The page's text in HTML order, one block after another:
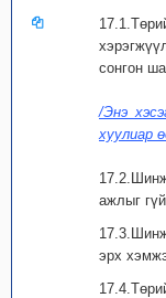
сонгон
/Энэ
хуулиар
ажлыг
эрх